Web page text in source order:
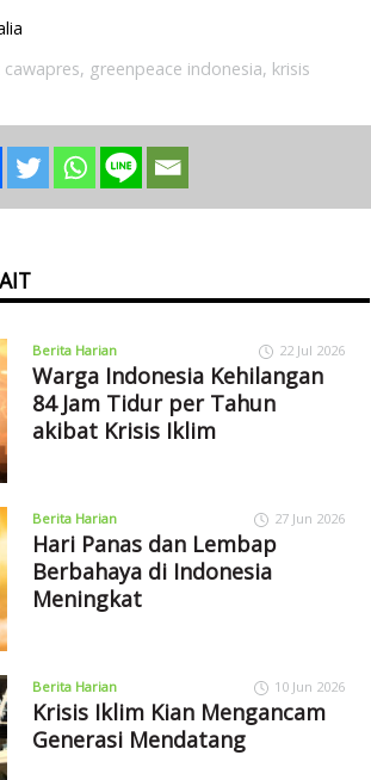
, greenpeace indonesia, krisis
Berita Harian 22 Jul 2026
Warga Indonesia Kehilangan
84 Jam Tidur per Tahun
akibat Krisis Iklim
Berita Harian 27 Jun 2026
Hari Panas dan Lembap
Berbahaya di Indonesia
Meningkat
Berita Harian 10 Jun 2026
Krisis Iklim Kian Mengancam
Generasi Mendatang